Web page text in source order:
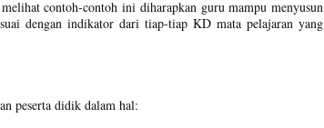
contoh-contoh ini diharapkan guru mampu menyusun
dengan indikator dari tiap-tiap KD mata pelajaran yang
peserta didik dalam hal: